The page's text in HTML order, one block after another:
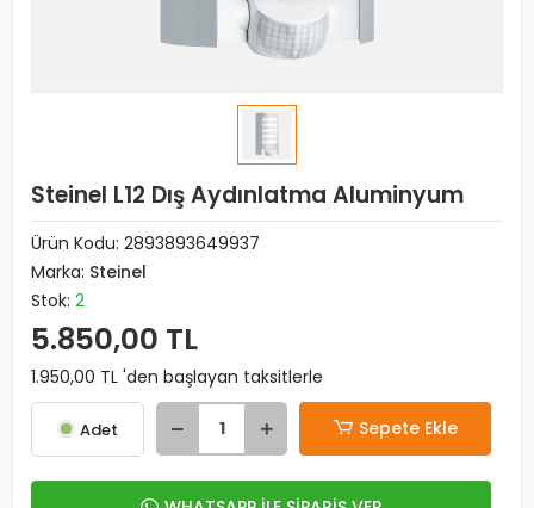
Steinel L12 Dış Aydınlatma Aluminyum
Ürün Kodu: 2893893649937
Marka: Steinel
Stok: 2
5.850,00 TL
1.950,00 TL 'den başlayan taksitlerle
Adet Sepete Ekle